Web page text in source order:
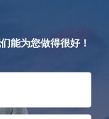
能为您做得很好！